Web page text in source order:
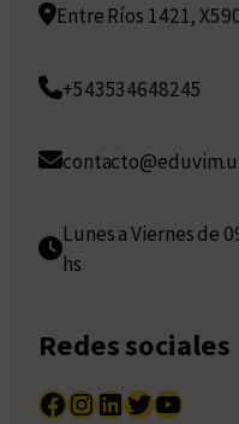
Entre Ríos 1421,
+543534648245
Lunes a Viernes de
hs
Redes sociales
Facebook InstagramLinkedIn Twitter YouTube